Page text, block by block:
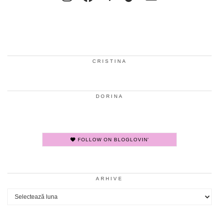
CRISTINA
DORINA
FOLLOW ON BLOGLOVIN'
ARHIVE
Arhive